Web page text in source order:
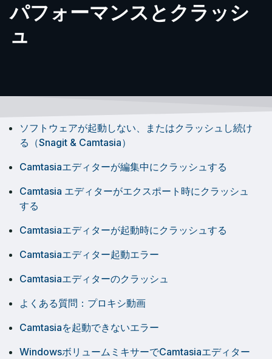
パフォーマンスとクラッシ
ュ
ソフトウェアが起動しない、またはクラッシュし続け
る（Snagit & Camtasia）
Camtasiaエディターが編集中にクラッシュする
Camtasia エディターがエクスポート時にクラッシュ
する
Camtasiaエディターが起動時にクラッシュする
Camtasiaエディター起動エラー
Camtasiaエディターのクラッシュ
よくある質問：プロキシ動画
Camtasiaを起動できないエラー
WindowsボリュームミキサーでCamtasiaエディター